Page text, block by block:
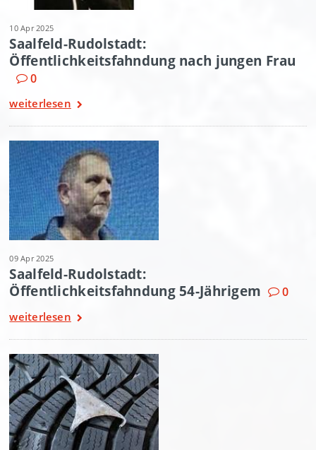
10 Apr 2025
Saalfeld-Rudolstadt:
Öffentlichkeitsfahndung nach jungen Frau
0
weiterlesen
09 Apr 2025
Saalfeld-Rudolstadt:
Öffentlichkeitsfahndung 54-Jährigem
0
weiterlesen